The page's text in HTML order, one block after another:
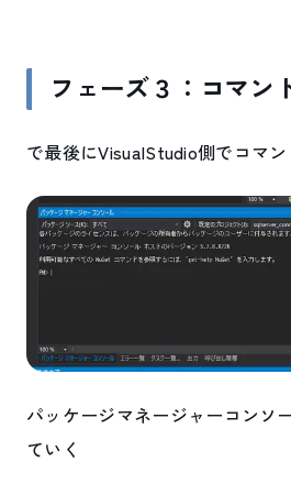
フェーズ３：コマン
で最後にVisualStudio側でコマ
パッケージマネージャーコンソ
ていく